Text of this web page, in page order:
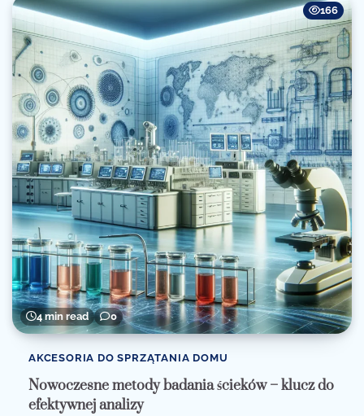
4 min read 0
166
AKCESORIA DO SPRZĄTANIA DOMU
Nowoczesne metody badania ścieków – klucz do
efektywnej analizy